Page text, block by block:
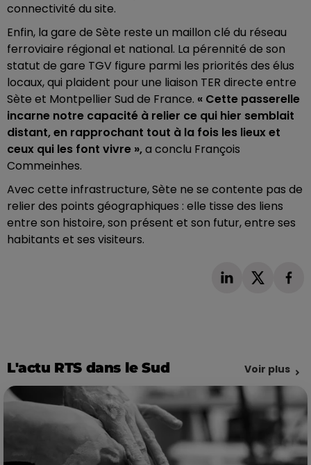
connectivité du site.
Enfin, la gare de Sète reste un maillon clé du réseau
ferroviaire régional et national. La pérennité de son
statut de gare TGV figure parmi les priorités des élus
locaux, qui plaident pour une liaison TER directe entre
Sète et Montpellier Sud de France. « Cette passerelle
incarne notre capacité à relier ce qui hier semblait
distant, en rapprochant tout à la fois les lieux et
ceux qui les font vivre »,a conclu François
Commeinhes.
Avec cette infrastructure, Sète ne se contente pas de
relier des points géographiques : elle tisse des liens
entre son histoire, son présent et son futur, entre ses
habitants et ses visiteurs.
L'actu RTS dans le Sud Voir plus